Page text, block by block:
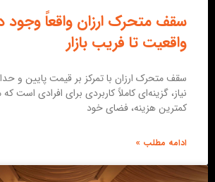
سقف متحرک ارزان واقعاً وجود
واقعیت تا فریب بازار
سقف متحرک ارزان با تمرکز بر قیمت پایین و
نیاز، گزینه‌ای کاملاً کاربردی برای افرادی است
کمترین هزینه، فضای خود
ادامه مطلب »